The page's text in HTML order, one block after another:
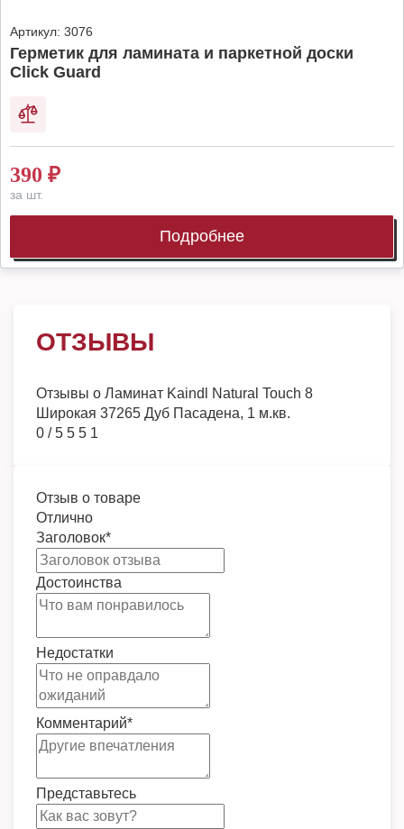
Артикул: 3076
Герметик для ламината и паркетной доски
Click Guard
390 ₽
за шт.
Подробнее
ОТЗЫВЫ
Отзывы о Ламинат Kaindl Natural Touch 8
Широкая 37265 Дуб Пасадена, 1 м.кв.
0 /5 5 5 1
Отзыв о товаре
Отлично
Заголовок*
Достоинства
Недостатки
Комментарий*
Представьтесь